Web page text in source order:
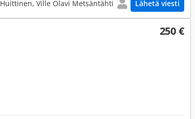
Huittinen, Ville Olavi Metsäntähti Lähetä viesti
250 €